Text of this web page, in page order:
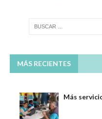
MÁS RECIENTES
Más